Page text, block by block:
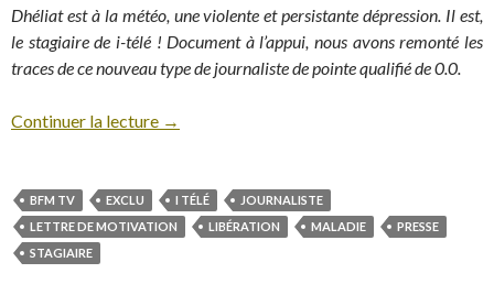
Dhéliat est à la météo, une violente et persistante dépression. Il est,
le stagiaire de i-télé ! Document à l’appui, nous avons remonté les
traces de ce nouveau type de journaliste de pointe qualifié de 0.0.
Continuer la lecture →
BFM TV EXCLU I TÉLÉ
JOURNALISTE
LETTRE DE MOTIVATION
LIBÉRATION MALADIE
PRESSE
STAGIAIRE